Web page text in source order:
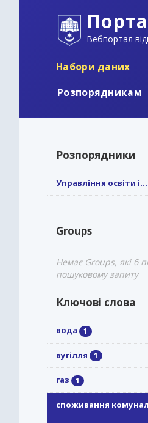
Вебпортал
Набори даних
Розпорядникам
Розпорядники
Управління освіти і...
Groups
Немає Groups, які б
пошуковому запиту
Ключові слова
вода 1
вугілля 1
газ 1
споживання